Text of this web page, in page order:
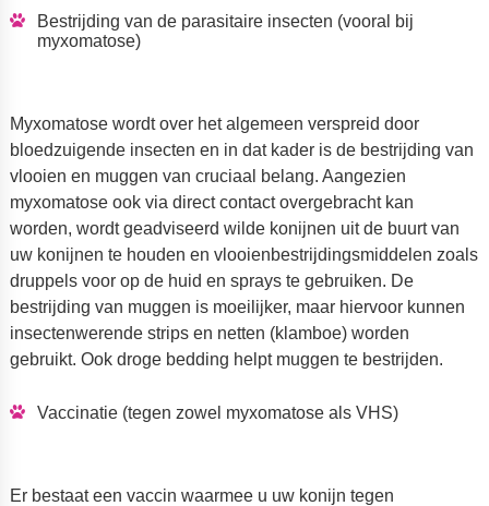
Bestrijding van de parasitaire insecten (vooral bij
myxomatose)
Myxomatose wordt over het algemeen verspreid door
bloedzuigende insecten en in dat kader is de bestrijding van
vlooien en muggen van cruciaal belang. Aangezien
myxomatose ook via direct contact overgebracht kan
worden, wordt geadviseerd wilde konijnen uit de buurt van
uw konijnen te houden en vlooienbestrijdingsmiddelen zoals
druppels voor op de huid en sprays te gebruiken. De
bestrijding van muggen is moeilijker, maar hiervoor kunnen
insectenwerende strips en netten (klamboe) worden
gebruikt. Ook droge bedding helpt muggen te bestrijden.
Vaccinatie (tegen zowel myxomatose als VHS)
Er bestaat een vaccin waarmee u uw konijn tegen